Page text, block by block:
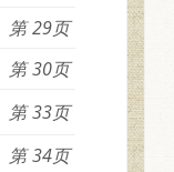
29
30
33
34